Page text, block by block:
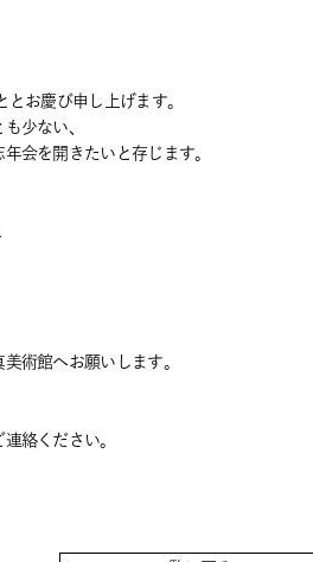
お慶び申し上げます。
少ない、
会を開きたいと存じます。
－１
術館へお願いします。
絡ください。